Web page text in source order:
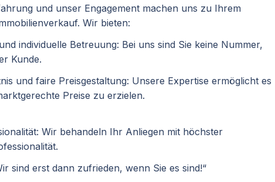
und unser Engagement machen uns zu Ihrem
Wir bieten:
individuelle Betreuung: Bei uns sind Sie keine Nummer,
Kunde.​
und faire Preisgestaltung: Unsere Expertise ermöglicht es
Preise zu erzielen.​
Wir behandeln Ihr Anliegen mit höchster
sind erst dann zufrieden, wenn Sie es sind!“​